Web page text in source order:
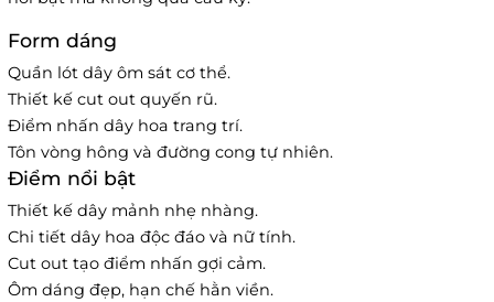
Form dáng
Quần lót dây ôm sát cơ thể.
Thiết kế cut out quyến rũ.
Điểm nhấn dây hoa trang trí.
Tôn vòng hông và đường cong tự nhiên.
Điểm nổi bật
Thiết kế dây mảnh nhẹ nhàng.
Chi tiết dây hoa độc đáo và nữ tính.
Cut out tạo điểm nhấn gợi cảm.
Ôm dáng đẹp, hạn chế hằn viền.